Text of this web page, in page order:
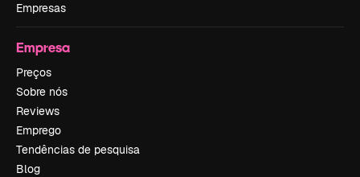
Empresas
Empresa
Preços
Sobre nós
Reviews
Emprego
Tendências de pesquisa
Blog